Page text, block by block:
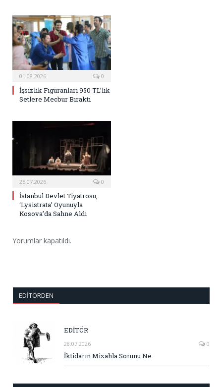
01.08.2026 0
İşsizlik Figüranları 950 TL’lik
Setlere Mecbur Bıraktı
25.07.2026 0
İstanbul Devlet Tiyatrosu,
‘Lysistrata’ Oyunuyla
Kosova’da Sahne Aldı
Yorumlar kapatıldı.
EDITÖRDEN
EDİTÖR
28.07.2026 0
İktidarın Mizahla Sorunu Ne